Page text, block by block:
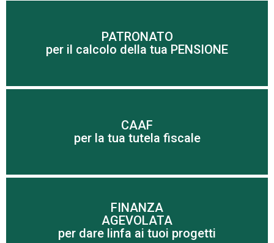
PATRONATO
per il calcolo della tua PENSIONE
imprenditori
CAAF
per la tua tutela fiscale
Scopri di più
FINANZA
AGEVOLATA
per dare linfa ai tuoi progetti
Scopri di più